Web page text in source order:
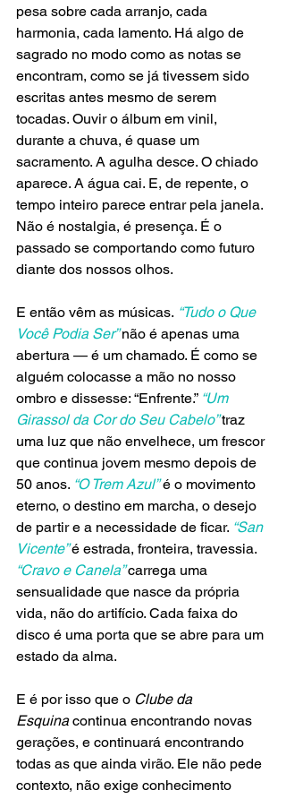
pesa sobre cada arranjo, cada
harmonia, cada lamento. Há algo de
sagrado no modo como as notas se
encontram, como se já tivessem sido
escritas antes mesmo de serem
tocadas. Ouvir o álbum em vinil,
durante a chuva, é quase um
sacramento. A agulha desce. O chiado
aparece. A água cai. E, de repente, o
tempo inteiro parece entrar pela janela.
Não é nostalgia, é presença. É o
passado se comportando como futuro
diante dos nossos olhos.
E então vêm as músicas. “Tudo o Que
Você Podia Ser” não é apenas uma
abertura — é um chamado. É como se
alguém colocasse a mão no nosso
ombro e dissesse: “Enfrente.” “Um
Girassol da Cor do Seu Cabelo” traz
uma luz que não envelhece, um frescor
que continua jovem mesmo depois de
50 anos. “O Trem Azul” é o movimento
eterno, o destino em marcha, o desejo
de partir e a necessidade de ficar. “San
Vicente” é estrada, fronteira, travessia.
“Cravo e Canela” carrega uma
sensualidade que nasce da própria
vida, não do artifício. Cada faixa do
disco é uma porta que se abre para um
estado da alma.
E é por isso que o Clube da
Esquina continua encontrando novas
gerações, e continuará encontrando
todas as que ainda virão. Ele não pede
contexto, não exige conhecimento